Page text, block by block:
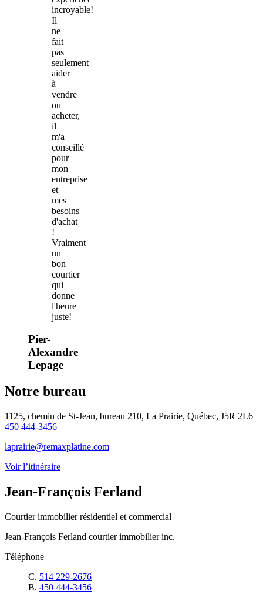
incroyable!
Il
ne
fait
pas
seulement
aider
à
vendre
ou
acheter,
il
m'a
conseillé
pour
mon
entreprise
et
mes
besoins
d'achat
!
Vraiment
un
bon
courtier
qui
donne
l'heure
juste!
Pier-
Alexandre
Lepage
Notre bureau
1125, chemin de St-Jean, bureau 210, La Prairie, Québec, J5R 2L6
450 444-3456
laprairie@remaxplatine.com
Voir l’itinéraire
Jean-François Ferland
Courtier immobilier résidentiel et commercial
Jean-François Ferland courtier immobilier inc.
Téléphone
C. 514 229-2676
B. 450 444-3456